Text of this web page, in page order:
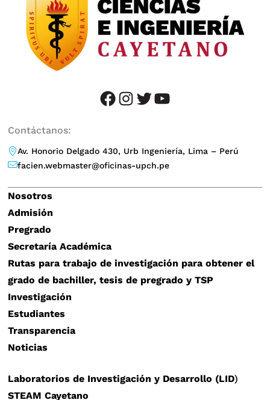
facebook instagram twitter YouTube
Contáctanos:
Av. Honorio Delgado 430, Urb Ingeniería, Lima – Perú
facien.webmaster@oficinas-upch.pe
Nosotros
Admisión
Pregrado
Secretaría Académica
Rutas para trabajo de investigación para obtener el
grado de bachiller, tesis de pregrado y TSP
Investigación
Estudiantes
Transparencia
Noticias
Laboratorios de Investigación y Desarrollo (LID)
STEAM Cayetano